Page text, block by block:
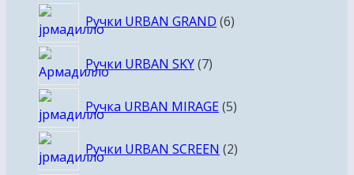
Ручки URBAN GRAND 66
Ручки URBAN SKY 77
Ручка URBAN MIRAGE 55
Ручки URBAN SCREEN 22